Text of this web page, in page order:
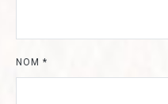
NOM *